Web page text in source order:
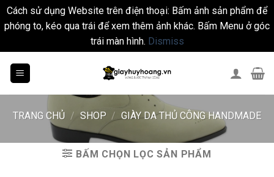
Cách sử dụng Website trên điện thoại: Bấm ảnh sản phẩm để
phóng to, kéo qua trái để xem thêm ảnh khác. Bấm Menu ở góc
trái màn hình. Dismiss
TRANG CHỦ / SHOP / GIÀY DA THỦ CÔNG HANDMADE
BẤM CHỌN LỌC SẢN PHẨM